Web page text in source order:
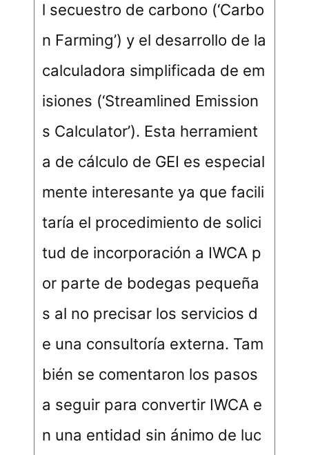
l secuestro de carbono (‘Carbo
n Farming’) y el desarrollo de la
calculadora simplificada de em
isiones (‘Streamlined Emission
s Calculator’). Esta herramient
a de cálculo de GEI es especial
mente interesante ya que facili
taría el procedimiento de solici
tud de incorporación a IWCA p
or parte de bodegas pequeña
s al no precisar los servicios d
e una consultoría externa. Tam
bién se comentaron los pasos
a seguir para convertir IWCA e
n una entidad sin ánimo de luc